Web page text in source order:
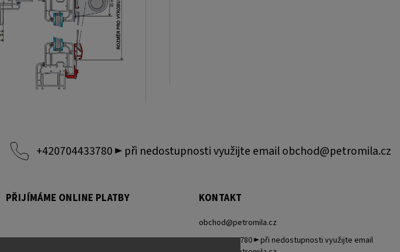
+420704433780 ► při nedostupnosti využijte email obchod@petromila.cz
PŘIJÍMÁME ONLINE PLATBY KONTAKT
obchod@petromila.cz
+420704433780 ► při nedostupnosti využijte email